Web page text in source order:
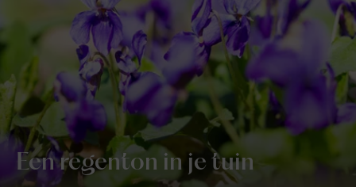
Een regenton in je tuin